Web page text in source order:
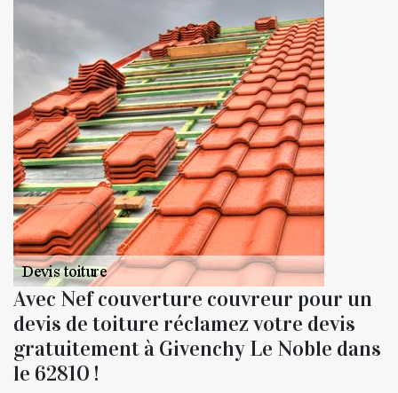
Avec Nef couverture couvreur pour un
devis de toiture réclamez votre devis
gratuitement à Givenchy Le Noble dans
le 62810 !